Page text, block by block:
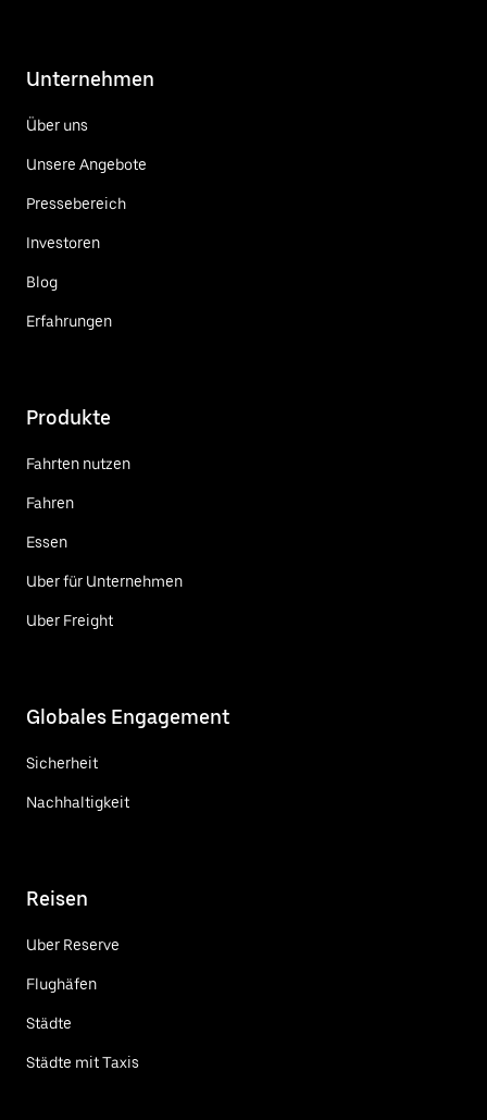
Unternehmen
Über uns
Unsere Angebote
Pressebereich
Investoren
Blog
Erfahrungen
Produkte
Fahrten nutzen
Fahren
Essen
Uber für Unternehmen
Uber Freight
Globales Engagement
Sicherheit
Nachhaltigkeit
Reisen
Uber Reserve
Flughäfen
Städte
Städte mit Taxis